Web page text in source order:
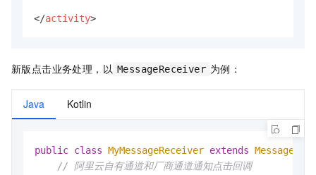
</activity>
新版点击业务处理，以 MessageReceiver 为例：
Java Kotlin
public class MyMessageReceiver extends
// 阿里云自有通道和厂商通道通知点击回调